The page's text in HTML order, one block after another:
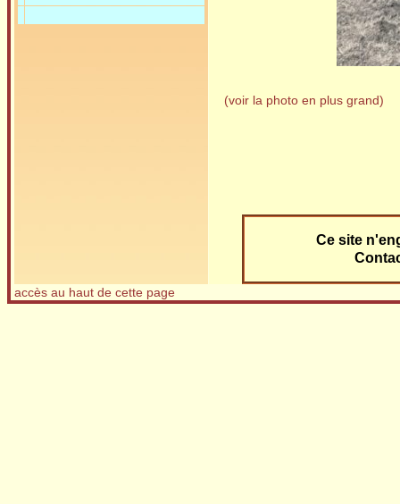
(voir la photo en plus grand)
Ce site
accès au haut de cette page